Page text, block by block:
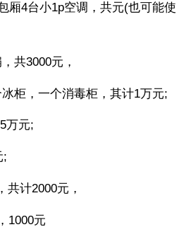
厢4台小1p空调，共元(也可能使
共3000元，
柜，一个消毒柜，其计1万元;
万元;
;
共计2000元，
1000元